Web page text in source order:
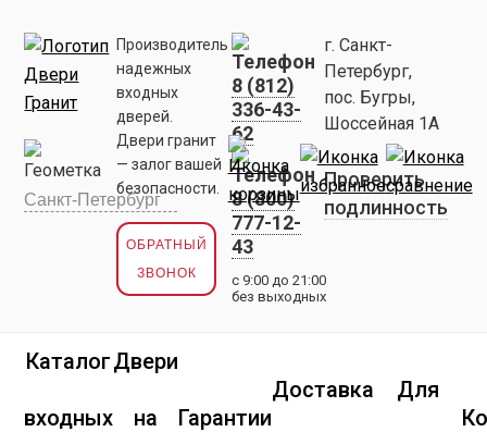
Производитель
надежных
входных
дверей.
Двери гранит
— залог вашей
безопасности.
ОБРАТНЫЙ
ЗВОНОК
8 (812)
336-43-
62
8 (800)
777-12-
43
с 9:00 до 21:00
без выходных
г. Санкт-
Петербург,
пос. Бугры,
Шоссейная 1А
Проверить
подлинность
Каталог
входных
Двери
на Гарантии
Доставка Для